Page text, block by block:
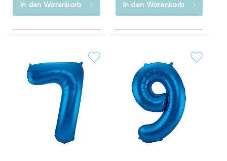
In den Warenkorb In den Warenkorb